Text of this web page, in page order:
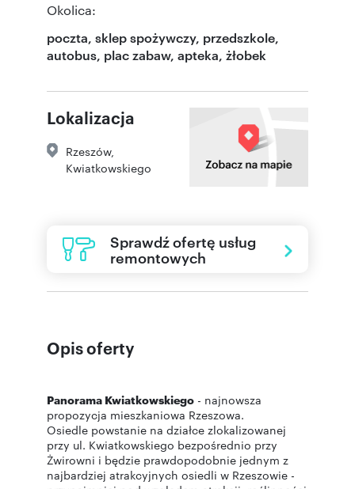
Okolica:
poczta, sklep spożywczy, przedszkole,
autobus, plac zabaw, apteka, żłobek
Lokalizacja
Rzeszów,
Kwiatkowskiego
Sprawdź ofertę usług
remontowych
Opis oferty
Panorama Kwiatkowskiego - najnowsza
propozycja mieszkaniowa Rzeszowa.
Osiedle powstanie na działce zlokalizowanej
przy ul. Kwiatkowskiego bezpośrednio przy
Żwirowni i będzie prawdopodobnie jednym z
najbardziej atrakcyjnych osiedli w Rzeszowie -